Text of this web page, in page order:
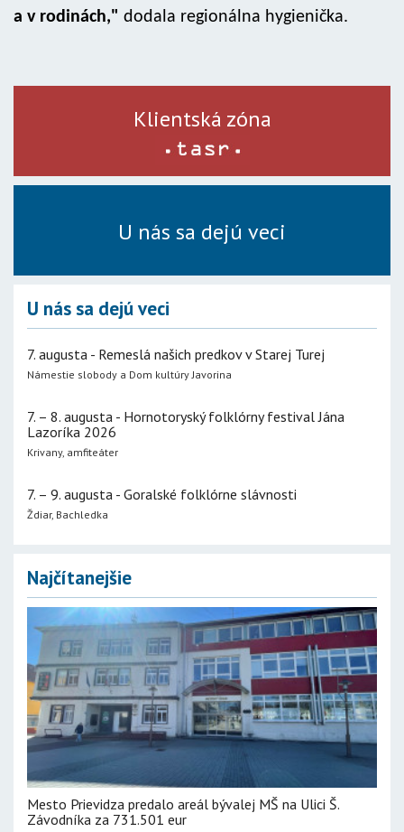
a v rodinách," dodala regionálna hygienička.
Klientská zóna
U nás sa dejú veci
U nás sa dejú veci
7. augusta - Remeslá našich predkov v Starej Turej
Námestie slobody a Dom kultúry Javorina
7. – 8. augusta - Hornotoryský folklórny festival Jána
Lazoríka 2026
Krivany, amfiteáter
7. – 9. augusta - Goralské folklórne slávnosti
Ždiar, Bachledka
Najčítanejšie
Mesto Prievidza predalo areál bývalej MŠ na Ulici Š.
Závodníka za 731.501 eur